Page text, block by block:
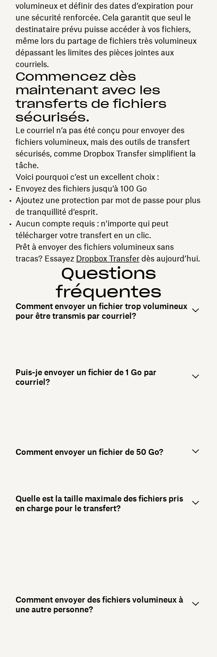
volumineux et définir des dates d’expiration pour
une sécurité renforcée. Cela garantit que seul le
destinataire prévu puisse accéder à vos fichiers,
même lors du partage de fichiers très volumineux
dépassant les limites des pièces jointes aux
courriels.
Commencez dès
maintenant avec les
transferts de fichiers
sécurisés.
Le courriel n’a pas été conçu pour envoyer des
fichiers volumineux, mais des outils de transfert
sécurisés, comme Dropbox Transfer simplifient la
tâche.
Voici pourquoi c’est un excellent choix :
Envoyez des fichiers jusqu’à 100 Go
Ajoutez une protection par mot de passe pour plus
de tranquillité d’esprit.
Aucun compte requis : n’importe qui peut
télécharger votre transfert en un clic.
Prêt à envoyer des fichiers volumineux sans
tracas? Essayez Dropbox Transfer dès aujourd’hui.
Questions
fréquentes
Comment envoyer un fichier trop volumineux
pour être transmis par courriel?
Puis-je envoyer un fichier de 1 Go par
courriel?
Comment envoyer un fichier de 50 Go?
Quelle est la taille maximale des fichiers pris
en charge pour le transfert?
Comment envoyer des fichiers volumineux à
une autre personne?